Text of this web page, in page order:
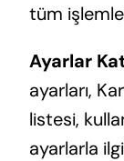
tüm
Ayarlar
ayarları,
listesi,
ayarlarla